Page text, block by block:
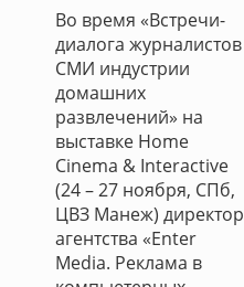
Во время «Встречи-
диалога журналистов
СМИ индустрии
домашних
развлечений» на
выставке Home
Cinema & Interactive
(24 – 27 ноября, СПб,
ЦВЗ Манеж) директор
агентства «Enter
Media. Реклама в